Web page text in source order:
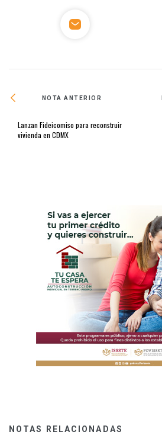
NOTA ANTERIOR
Lanzan Fideicomiso para reconstruir
vivienda en CDMX
NOTAS RELACIONADAS